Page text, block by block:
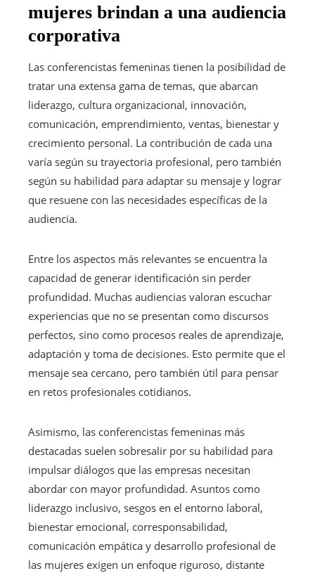
mujeres brindan a una audiencia
corporativa
Las conferencistas femeninas tienen la posibilidad de
tratar una extensa gama de temas, que abarcan
liderazgo, cultura organizacional, innovación,
comunicación, emprendimiento, ventas, bienestar y
crecimiento personal. La contribución de cada una
varía según su trayectoria profesional, pero también
según su habilidad para adaptar su mensaje y lograr
que resuene con las necesidades específicas de la
audiencia.
Entre los aspectos más relevantes se encuentra la
capacidad de generar identificación sin perder
profundidad. Muchas audiencias valoran escuchar
experiencias que no se presentan como discursos
perfectos, sino como procesos reales de aprendizaje,
adaptación y toma de decisiones. Esto permite que el
mensaje sea cercano, pero también útil para pensar
en retos profesionales cotidianos.
Asimismo, las conferencistas femeninas más
destacadas suelen sobresalir por su habilidad para
impulsar diálogos que las empresas necesitan
abordar con mayor profundidad. Asuntos como
liderazgo inclusivo, sesgos en el entorno laboral,
bienestar emocional, corresponsabilidad,
comunicación empática y desarrollo profesional de
las mujeres exigen un enfoque riguroso, distante